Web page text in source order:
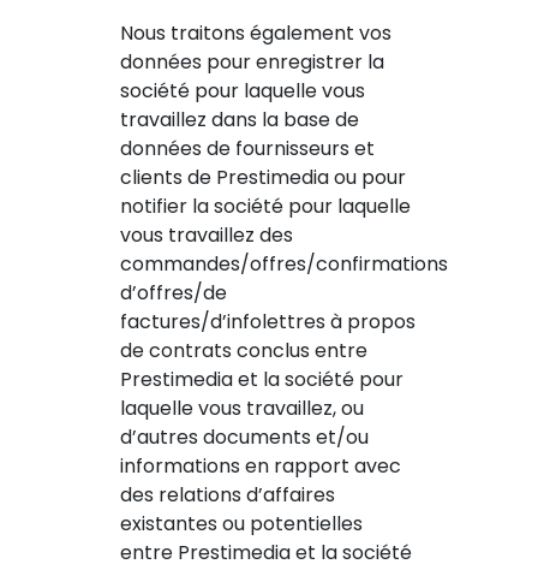
Nous traitons également vos
données pour enregistrer la
société pour laquelle vous
travaillez dans la base de
données de fournisseurs et
clients de Prestimedia ou pour
notifier la société pour laquelle
vous travaillez des
commandes/offres/confirmations
d’offres/de
factures/d’infolettres à propos
de contrats conclus entre
Prestimedia et la société pour
laquelle vous travaillez, ou
d’autres documents et/ou
informations en rapport avec
des relations d’affaires
existantes ou potentielles
entre Prestimedia et la société